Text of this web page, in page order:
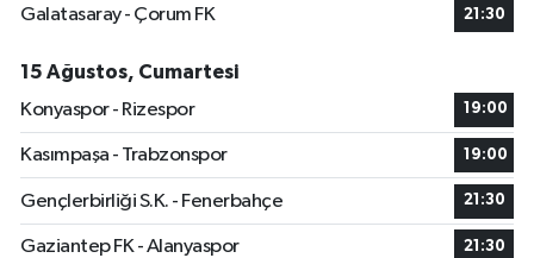
Galatasaray - Çorum FK
21:30
15 Ağustos, Cumartesi
Konyaspor - Rizespor
19:00
Kasımpaşa - Trabzonspor 19:00
Gençlerbirliği S.K. - Fenerbahçe 21:30
Gaziantep FK - Alanyaspor 21:30